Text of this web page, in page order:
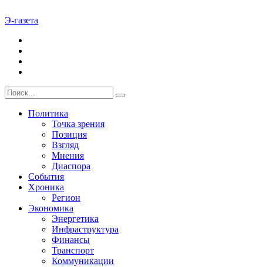
Э-газета
Политика
Точка зрения
Позиция
Взгляд
Мнения
Диаспора
События
Хроника
Регион
Экономика
Энергетика
Инфраструктура
Финансы
Транспорт
Коммуникации